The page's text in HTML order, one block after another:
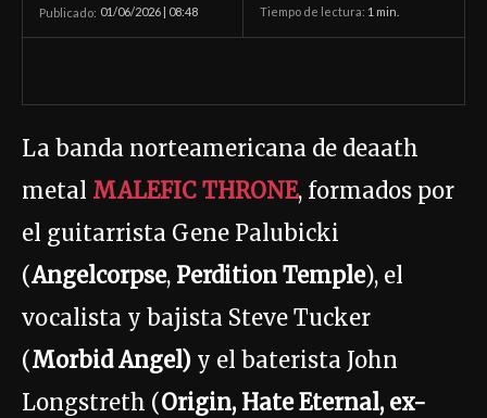
Publicado: 01/06/2026 | 08:48 Tiempo de lectura: 1 min.
La banda norteamericana de deaath
metal MALEFIC THRONE, formados por
el guitarrista Gene Palubicki
(Angelcorpse, Perdition Temple), el
vocalista y bajista Steve Tucker
(Morbid Angel) y el baterista John
Longstreth (Origin, Hate Eternal, ex-